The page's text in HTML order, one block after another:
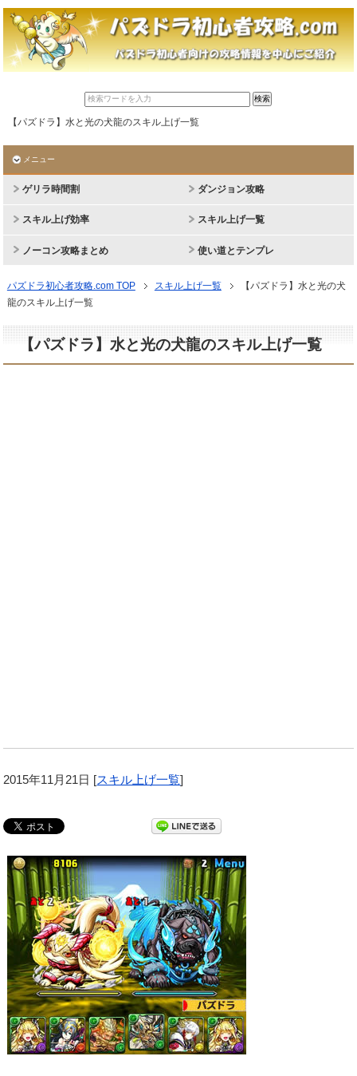
【パズドラ】水と光の犬龍のスキル上げ一覧
メニュー
ゲリラ時間割 ダンジョン攻略
スキル上げ効率 スキル上げ一覧
ノーコン攻略まとめ 使い道とテンプレ
パズドラ初心者攻略.com TOP スキル上げ一覧
【パズドラ】水と光の犬
龍のスキル上げ一覧
【パズドラ】水と光の犬龍のスキル上げ一覧
2015年11月21日 [スキル上げ一覧]